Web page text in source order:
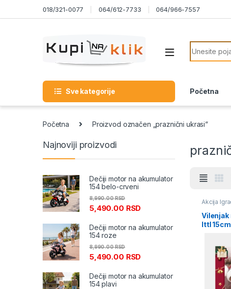
Skip to navigation018/321-0077 064/612-7733 064/966-7557
Search for:
Sve kategorije Početna
Početna Proizvod označen „praznični ukrasi“
Akcija
ukrasi
Vilenjak
Ittl 15cm
Najnoviji proizvodi
Dečiji motor na akumulator
154 belo-crveni
5,490.00 RSD
8,990.00RSD
Dečiji motor na akumulator
154 roze
5,490.00 RSD
8,990.00RSD
Dečiji motor na akumulator
154 plavi